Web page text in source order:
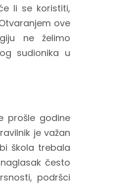
li se koristiti,
ove
ne želimo
sudionika u
prošle godine
je važan
škola trebala
često
podršci